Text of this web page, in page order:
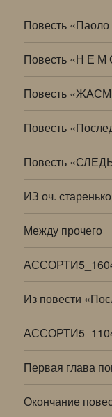
Повесть
Повесть «Н Е М
Повесть
Повесть
Повесть
ИЗ оч.
Между прочего
Из повести
Первая глава
Окончание